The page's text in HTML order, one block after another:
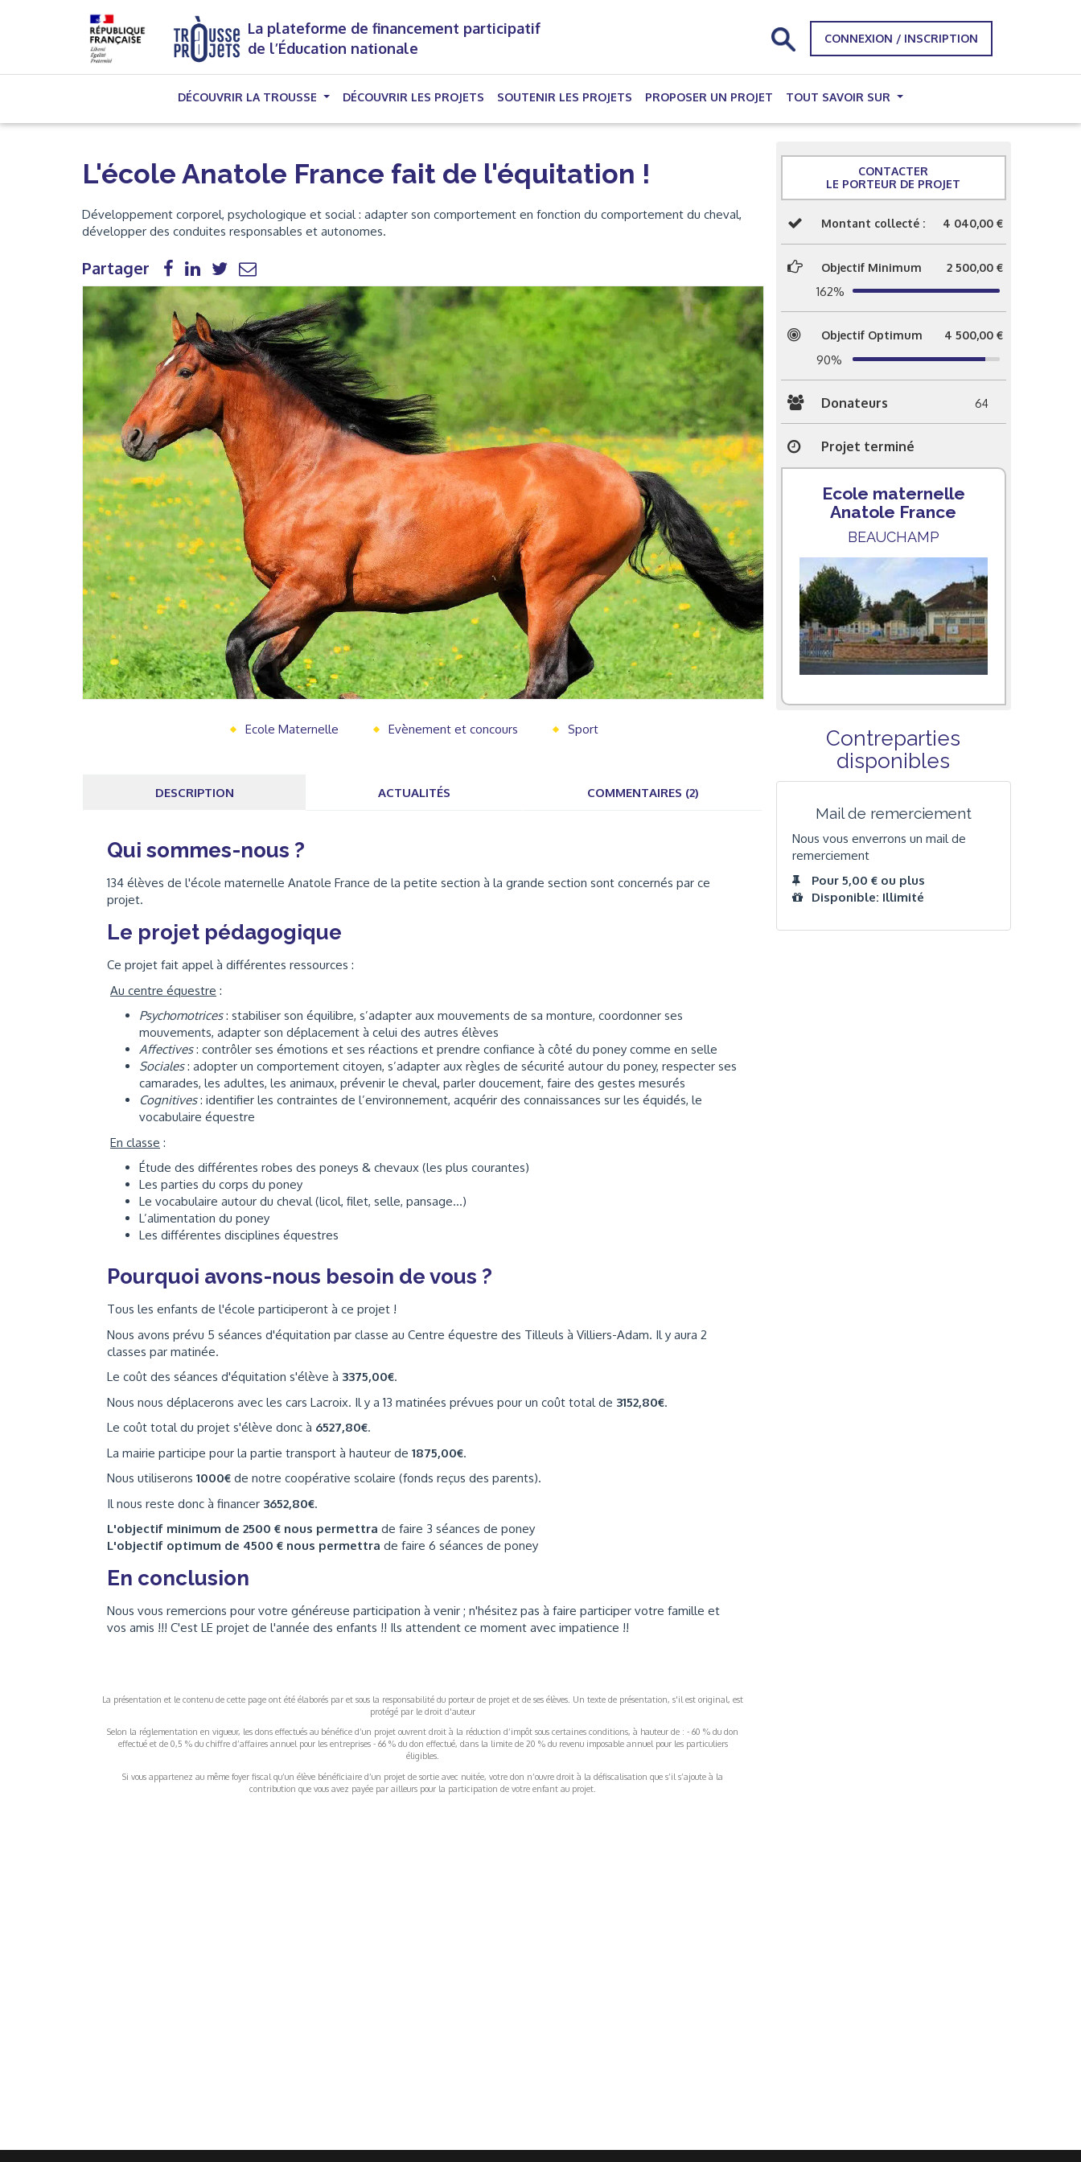
La plateforme de financement participatif
de l’Éducation nationale
CONNEXION / INSCRIPTION
DÉCOUVRIR LA TROUSSE DÉCOUVRIR LES PROJETS (CURRENT)
SOUTENIR LES PROJETS PROPOSER UN PROJET TOUT SAVOIR SUR
L'école Anatole France fait de l'équitation !
Développement corporel, psychologique et social : adapter son comportement en fonction du comportement du cheval,
développer des conduites responsables et autonomes.
Partager
Ecole Maternelle Evènement et concours Sport
DESCRIPTION ACTUALITÉS COMMENTAIRES (2)
Qui sommes-nous ?
134 élèves de l'école maternelle Anatole France de la petite section à la grande section sont concernés par ce
projet.
Le projet pédagogique
Ce projet fait appel à différentes ressources :
Au centre équestre :
Psychomotrices: stabiliser son équilibre, s’adapter aux mouvements de sa monture, coordonner ses
mouvements, adapter son déplacement à celui des autres élèves
Affectives: contrôler ses émotions et ses réactions et prendre confiance à côté du poney comme en selle
Sociales: adopter un comportement citoyen, s’adapter aux règles de sécurité autour du poney, respecter ses
camarades, les adultes, les animaux, prévenir le cheval, parler doucement, faire des gestes mesurés
Cognitives: identifier les contraintes de l’environnement, acquérir des connaissances sur les équidés, le
vocabulaire équestre
En classe :
Étude des différentes robes des poneys & chevaux (les plus courantes)
Les parties du corps du poney
Le vocabulaire autour du cheval (licol, filet, selle, pansage…)
L’alimentation du poney
Les différentes disciplines équestres
Pourquoi avons-nous besoin de vous ?
Tous les enfants de l'école participeront à ce projet !
Nous avons prévu 5 séances d'équitation par classe au Centre équestre des Tilleuls à Villiers-Adam. Il y aura 2
classes par matinée.
Le coût des séances d'équitation s'élève à 3375,00€.
Nous nous déplacerons avec les cars Lacroix. Il y a 13 matinées prévues pour un coût total de 3152,80€.
Le coût total du projet s'élève donc à 6527,80€.
La mairie participe pour la partie transport à hauteur de 1875,00€.
Nous utiliserons 1000€ de notre coopérative scolaire (fonds reçus des parents).
Il nous reste donc à financer 3652,80€.
L'objectif minimum de 2500 € nous permettra de faire 3 séances de poney
L'objectif optimum de 4500 € nous permettra de faire 6 séances de poney
En conclusion
Nous vous remercions pour votre généreuse participation à venir ; n'hésitez pas à faire participer votre famille et
vos amis !!! C'est LE projet de l'année des enfants !! Ils attendent ce moment avec impatience !!
La présentation et le contenu de cette page ont été élaborés par et sous la responsabilité du porteur de projet et de ses élèves. Un texte de présentation, s'il est original, est
protégé par le droit d'auteur
Selon la réglementation en vigueur, les dons effectués au bénéfice d’un projet ouvrent droit à la réduction d’impôt sous certaines conditions, à hauteur de : - 60 % du don
effectué et de 0,5 % du chiffre d’affaires annuel pour les entreprises - 66 % du don effectué, dans la limite de 20 % du revenu imposable annuel pour les particuliers
éligibles.
Si vous appartenez au même foyer fiscal qu’un élève bénéficiaire d’un projet de sortie avec nuitée, votre don n’ouvre droit à la défiscalisation que s’il s’ajoute à la
contribution que vous avez payée par ailleurs pour la participation de votre enfant au projet.
CONTACTER
LE PORTEUR DE PROJET
Montant collecté : 4 040,00 €
Objectif Minimum 2 500,00 €
162%
Objectif Optimum 4 500,00 €
90%
Donateurs 64
Projet terminé
Ecole maternelle
Anatole France
BEAUCHAMP
Contreparties
disponibles
Mail de remerciement
Nous vous enverrons un mail de
remerciement
Pour 5,00 € ou plus
Disponible: Illimité